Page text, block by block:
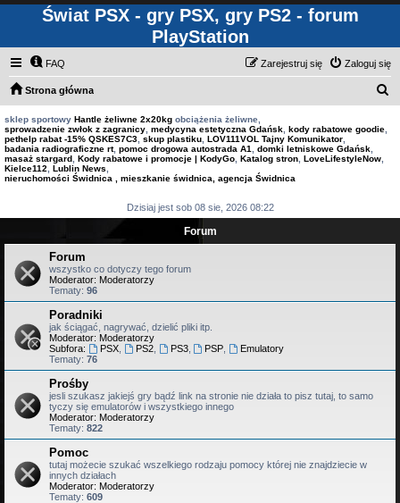
Świat PSX - gry PSX, gry PS2 - forum
PlayStation
FAQ Zaloguj się
Zarejestruj się
Strona główna
sklep sportowy Hantle żeliwne 2x20kg obciążenia żeliwne,
sprowadzenie zwłok z zagranicy medycyna estetyczna Gdańsk kody rabatowe goodie
pethelp rabat -15% QSKES7C3 skup plastiku LOV111VOL Tajny Komunikator
badania radiograficzne rt, pomoc drogowa autostrada A1 domki letniskowe Gdańsk
masaż stargard Kody rabatowe i promocje | KodyGo Katalog stron LoveLifestyleNow
Kielce112
Lublin News
nieruchomości Świdnica , mieszkanie świdnica, agencja Świdnica
Dzisiaj jest sob 08 sie, 2026 08:22
Forum
Forum
wszystko co dotyczy tego forum
Moderator: Moderatorzy
Tematy: 96
Poradniki
jak ściągać, nagrywać, dzielić pliki itp.
Moderator: Moderatorzy
Subfora:
PSX, PS2, PS3, PSP
Emulatory
Tematy: 76
Prośby
jesli szukasz jakiejś gry bądź link na stronie nie działa to pisz tutaj, to samo
tyczy się emulatorów i wszystkiego innego
Moderator: Moderatorzy
Tematy: 822
Pomoc
tutaj możecie szukać wszelkiego rodzaju pomocy której nie znajdziecie w
innych działach
Moderator: Moderatorzy
Tematy: 609